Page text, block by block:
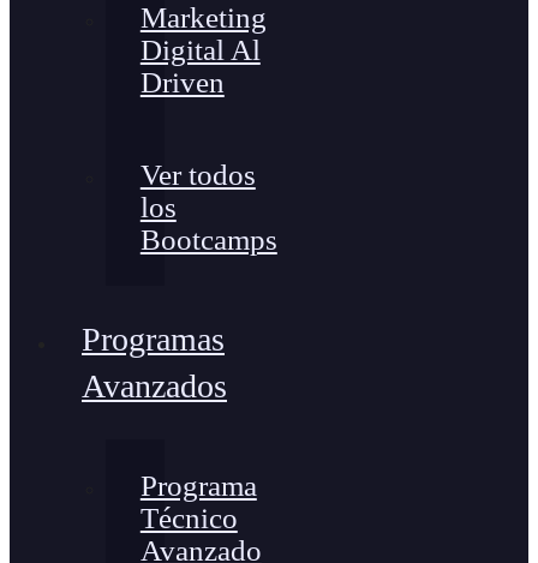
Marketing
Digital Al
Driven
Ver todos
los
Bootcamps
Programas
Avanzados
Programa
Técnico
Avanzado